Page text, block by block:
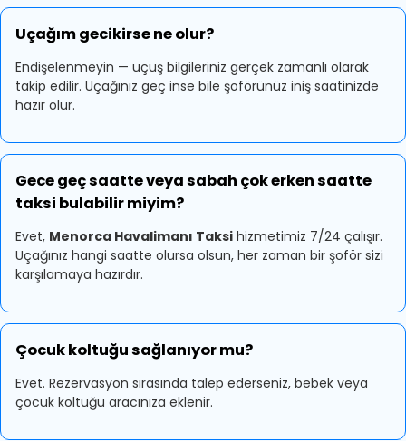
Uçağım gecikirse ne olur?
Endişelenmeyin — uçuş bilgileriniz gerçek zamanlı olarak
takip edilir. Uçağınız geç inse bile şoförünüz iniş saatinizde
hazır olur.
Gece geç saatte veya sabah çok erken saatte
taksi bulabilir miyim?
Evet, Menorca Havalimanı Taksi hizmetimiz 7/24 çalışır.
Uçağınız hangi saatte olursa olsun, her zaman bir şoför sizi
karşılamaya hazırdır.
Çocuk koltuğu sağlanıyor mu?
Evet. Rezervasyon sırasında talep ederseniz, bebek veya
çocuk koltuğu aracınıza eklenir.